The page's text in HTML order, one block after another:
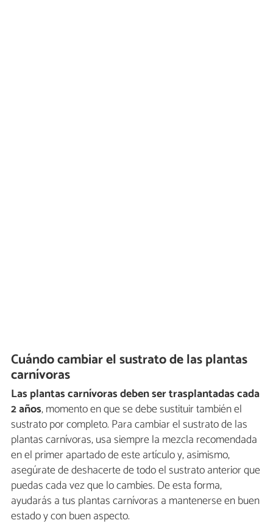
Cuándo cambiar el sustrato de las plantas
carnívoras
Las plantas carnívoras deben ser trasplantadas cada
2 años, momento en que se debe sustituir también el
sustrato por completo. Para cambiar el sustrato de las
plantas carnívoras, usa siempre la mezcla recomendada
en el primer apartado de este artículo y, asimismo,
asegúrate de deshacerte de todo el sustrato anterior que
puedas cada vez que lo cambies. De esta forma,
ayudarás a tus plantas carnívoras a mantenerse en buen
estado y con buen aspecto.